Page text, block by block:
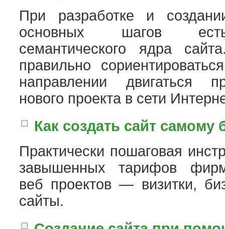
При разработке и
основных шагов
семантического ядра
правильно
направлении двигаться
нового проекта в сети
Как создать сайт самому
Практически пошаговая
завышенных тарифов
веб проектов — визитки,
сайты.